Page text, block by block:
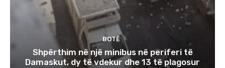
BOTË
Shpërthim në një minibus në periferi të
Damaskut, dy të vdekur dhe 13 të plagosur